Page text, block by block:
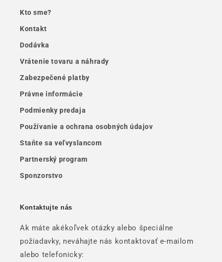
Kto sme?
Kontakt
Dodávka
Vrátenie tovaru a náhrady
Zabezpečené platby
Právne informácie
Podmienky predaja
Používanie a ochrana osobných údajov
Staňte sa veľvyslancom
Partnerský program
Sponzorstvo
Kontaktujte nás
Ak máte akékoľvek otázky alebo špeciálne
požiadavky, neváhajte nás kontaktovať e-mailom
alebo telefonicky: